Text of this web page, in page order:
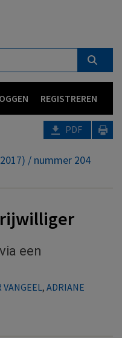
REGISTREREN
/ nummer 204
PDF
een
VANGEEL, ADRIANE